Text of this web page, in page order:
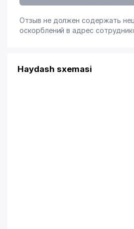
Отзыв не должен содержать
оскорблений в адрес
Haydash sxemasi